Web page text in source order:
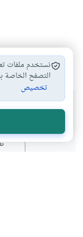
الابتلاء # المصيبة
هل
نستخدم ملفات
التصفح
تخصيص